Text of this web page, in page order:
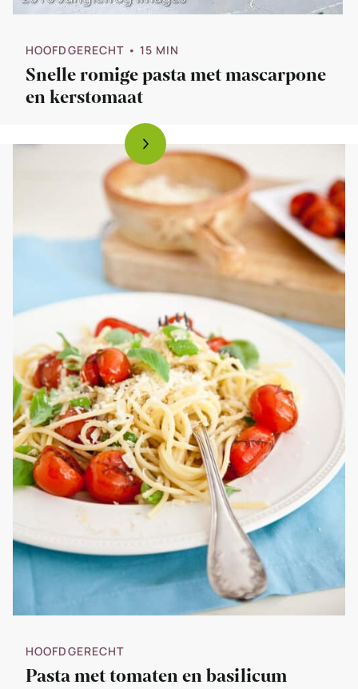
HOOFDGERECHT • 15 MIN
Snelle romige pasta met mascarpone
en kerstomaat
HOOFDGERECHT
Pasta met tomaten en basilicum